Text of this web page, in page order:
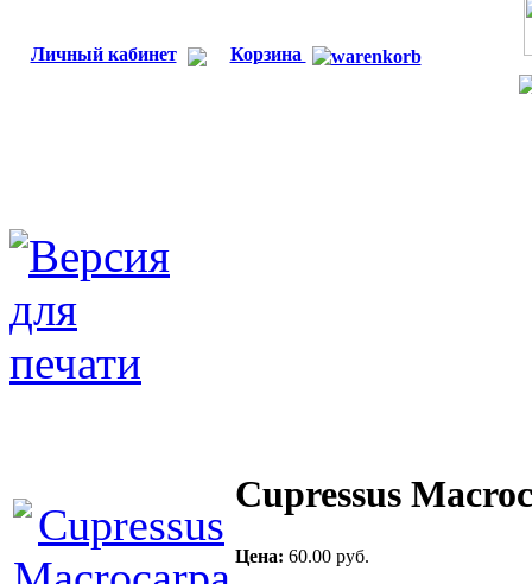
Личный кабинет Корзина
Cupressus
Цена: 60.00 руб.